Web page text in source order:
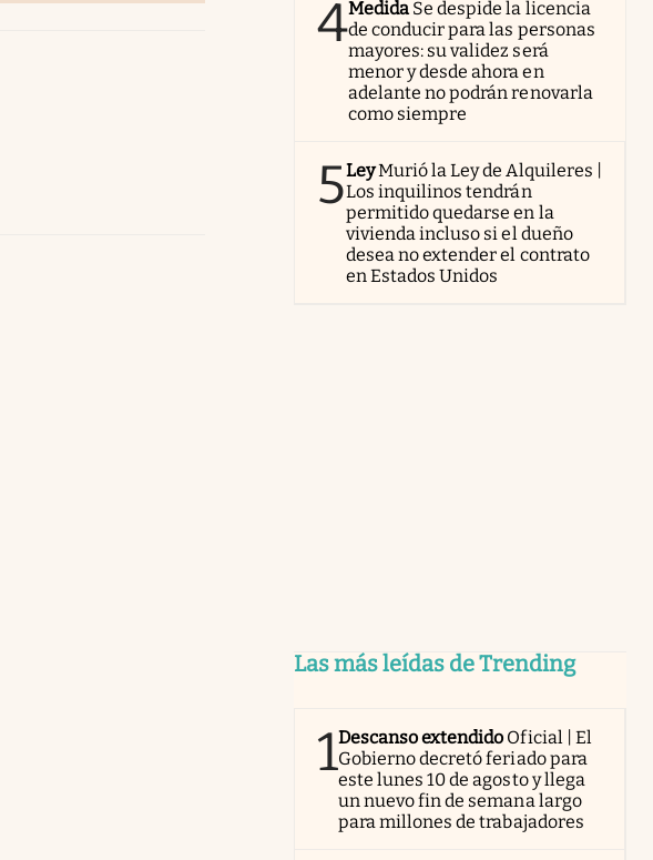
4Medida Se despide la licencia
de conducir para las personas
mayores: su validez será
menor y desde ahora en
adelante no podrán renovarla
como siempre
5LeyMurió la Ley de Alquileres |
Los inquilinos tendrán
permitido quedarse en la
vivienda incluso si el dueño
desea no extender el contrato
en Estados Unidos
Las más leídas de Trending
1Descanso extendido Oficial | El
Gobierno decretó feriado para
este lunes 10 de agosto y llega
un nuevo fin de semana largo
para millones de trabajadores